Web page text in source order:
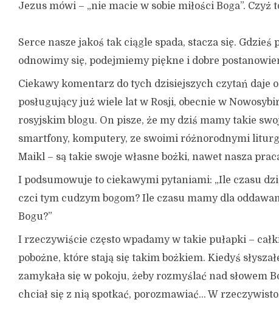
Jezus mówi – „nie macie w sobie miłości Boga”. Czyż
Serce nasze jakoś tak ciągle spada, stacza się.
odnowimy się, podejmiemy piękne i dobre
Ciekawy komentarz do tych dzisiejszych czytań daje
posługujący już wiele lat w Rosji, obecnie w
rosyjskim blogu. On pisze, że my dziś mamy takie
smartfony, komputery, ze swoimi różnorodnymi
Maikl – są takie swoje własne bożki, nawet nasza
I podsumowuje to ciekawymi pytaniami: „Ile czasu
czci tym cudzym bogom? Ile czasu mamy dla
Bogu?”
I rzeczywiście często wpadamy w takie pułapki –
pobożne, które stają się takim bożkiem. Kiedyś
zamykała się w pokoju, żeby rozmyślać nad słowem
chciał się z nią spotkać, porozmawiać… W